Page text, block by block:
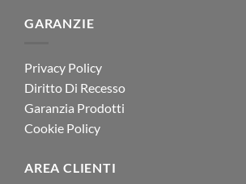
GARANZIE
Privacy Policy
Diritto Di Recesso
Garanzia Prodotti
Cookie Policy
AREA CLIENTI